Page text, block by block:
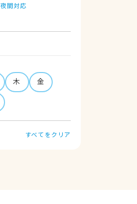
夜間対応
木
金
すべてをクリア